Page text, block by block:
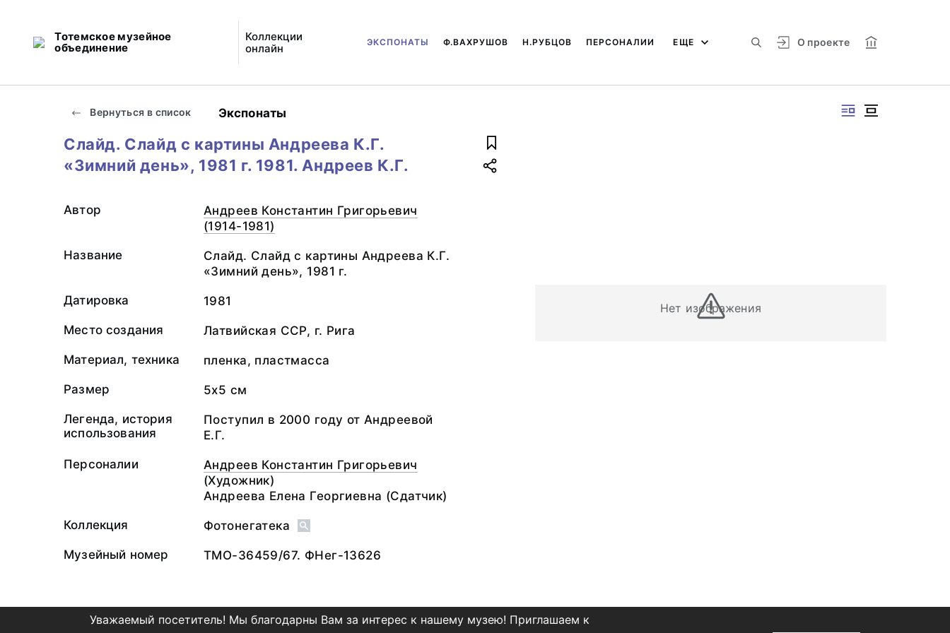
Тотемское музейное
объединение
Коллекции
онлайн
О проекте
ЭКСПОНАТЫ Ф.ВАХРУШОВ Н.РУБЦОВ ПЕРСОНАЛИИ ЕЩЕ
Вернуться в список Экспонаты
Нет изображения
Слайд. Слайд с картины Андреева К.Г.
«Зимний день», 1981 г. 1981. Андреев К.Г.
Автор
Андреев Константин Григорьевич
(1914-1981)
Название
Слайд. Слайд с картины Андреева К.Г.
«Зимний день», 1981 г.
Датировка 1981
Место создания Латвийская ССР, г. Рига
Материал, техника пленка, пластмасса
Размер 5х5 см
Легенда, история
использования
Поступил в 2000 году от Андреевой
Е.Г.
Персоналии
Андреев Константин Григорьевич
(Художник)
Андреева Елена Георгиевна (Сдатчик)
Коллекция Фотонегатека
Музейный номер ТМО-36459/67. ФНег-13626
Уважаемый посетитель! Мы благодарны Вам за интерес к нашему музею! Приглашаем к